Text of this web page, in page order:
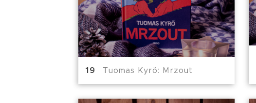
Tuomas Kyrö: Mrzout